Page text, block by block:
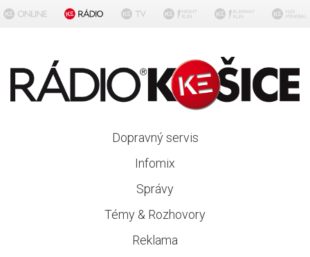
Dopravný servis
Infomix
Správy
Témy & Rozhovory
Reklama